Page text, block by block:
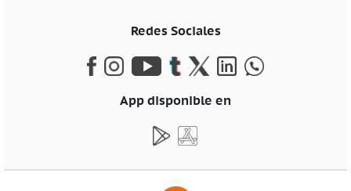
Redes Sociales
App disponible en